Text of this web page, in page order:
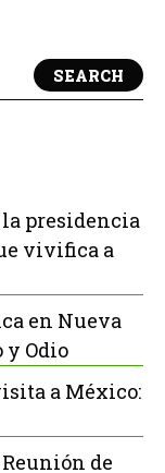
SEARCH
presidencia
vivifica a
en Nueva
y Odio
a México:
de